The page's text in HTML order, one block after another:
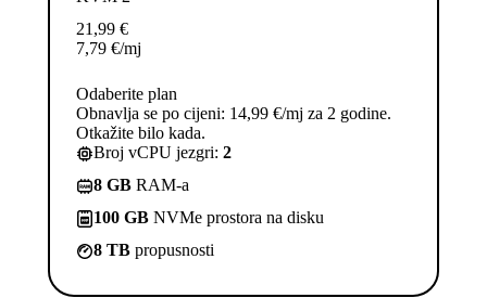
21,99 €
7,79 €/mj
Odaberite plan
Obnavlja se po cijeni: 14,99 €/mj za 2 godine.
Otkažite bilo kada.
Broj vCPU jezgri: 2
8 GB RAM-a
100 GB NVMe prostora na disku
8 TB propusnosti